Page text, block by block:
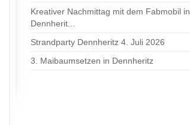
Kreativer Nachmittag mit dem Fabmobil in
Dennherit...
Strandparty Dennheritz 4. Juli 2026
3. Maibaumsetzen in Dennheritz